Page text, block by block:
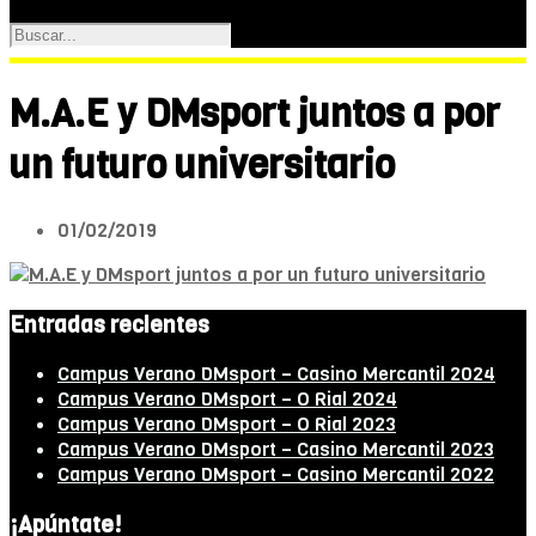
M.A.E y DMsport juntos a por
un futuro universitario
01/02/2019
Entradas recientes
Campus Verano DMsport – Casino Mercantil 2024
Campus Verano DMsport – O Rial 2024
Campus Verano DMsport – O Rial 2023
Campus Verano DMsport – Casino Mercantil 2023
Campus Verano DMsport – Casino Mercantil 2022
¡Apúntate!